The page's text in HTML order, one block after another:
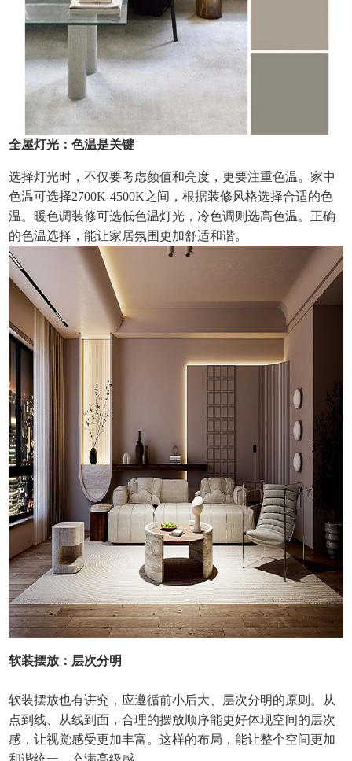
全屋灯光：色温是关键
选择灯光时，不仅要考虑颜值和亮度，更要注重色温。家中
色温可选择2700K-4500K之间，根据装修风格选择合适的色
温。暖色调装修可选低色温灯光，冷色调则选高色温。正确
的色温选择，能让家居氛围更加舒适和谐。
软装摆放：层次分明
软装摆放也有讲究，应遵循前小后大、层次分明的原则。从
点到线、从线到面，合理的摆放顺序能更好体现空间的层次
感，让视觉感受更加丰富。这样的布局，能让整个空间更加